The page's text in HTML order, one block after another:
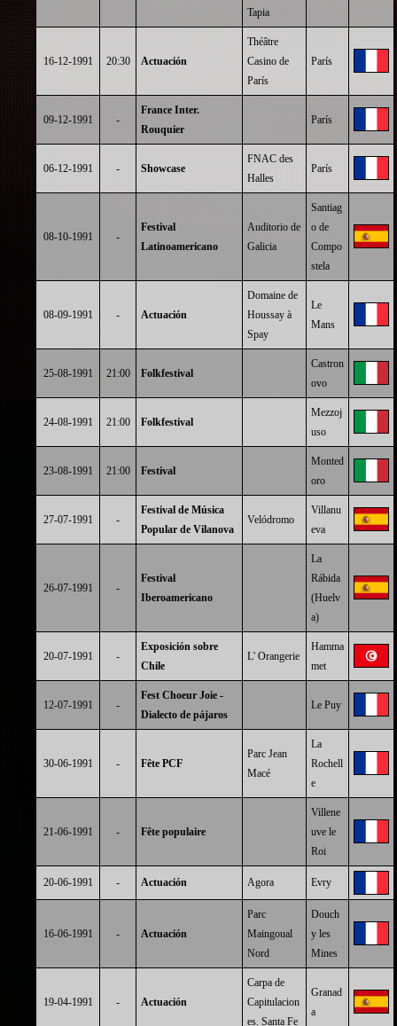
Tapia
16-12-1991 20:30 Actuación
Théâtre
Casino de
París
París
09-12-1991 -
France Inter.
Rouquier
París
06-12-1991 - Showcase
FNAC des
Halles
París
08-10-1991 -
Festival
Latinoamericano
Auditorio de
Galicia
Santiag
o de
Compo
stela
08-09-1991 - Actuación
Domaine de
Houssay à
Spay
Le
Mans
25-08-1991 21:00 Folkfestival
Castron
ovo
24-08-1991 21:00 Folkfestival
Mezzoj
uso
23-08-1991 21:00 Festival
Monted
oro
27-07-1991 -
Festival de Música
Popular de Vilanova
Velódromo
Villanu
eva
26-07-1991 -
Festival
Iberoamericano
La
Rábida
(Huelv
a)
20-07-1991 -
Exposición sobre
Chile
L' Orangerie
Hamma
met
12-07-1991 -
Fest Choeur Joie -
Dialecto de pájaros
Le Puy
30-06-1991 - Fête PCF
Parc Jean
Macé
La
Rochell
e
21-06-1991 - Fête populaire
Villene
uve le
Roi
20-06-1991 - Actuación Agora Evry
16-06-1991 - Actuación
Parc
Maingoual
Nord
Douch
y les
Mines
19-04-1991 - Actuación
Carpa de
Capitulacion
es. Santa Fe
Granad
a